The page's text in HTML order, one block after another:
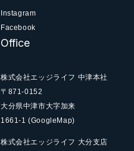
Instagram
Facebook
Office
株式会社エッジライフ 中津本社
〒871-0152
大分県中津市大字加来
1661-1(GoogleMap)
株式会社エッジライフ 大分支店